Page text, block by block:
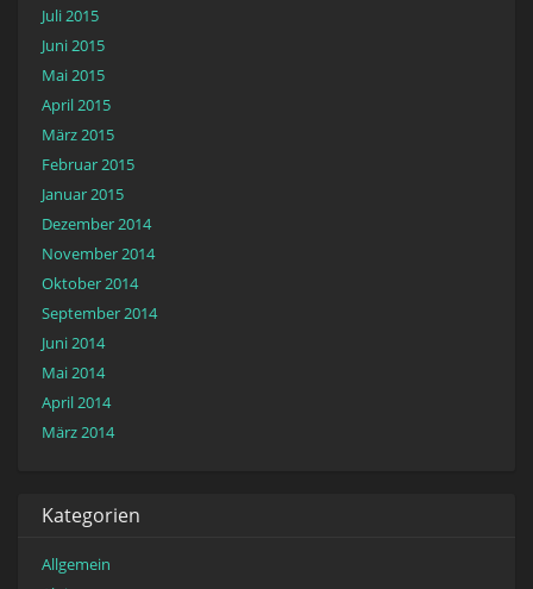
Juli 2015
Juni 2015
Mai 2015
April 2015
März 2015
Februar 2015
Januar 2015
Dezember 2014
November 2014
Oktober 2014
September 2014
Juni 2014
Mai 2014
April 2014
März 2014
Kategorien
Allgemein